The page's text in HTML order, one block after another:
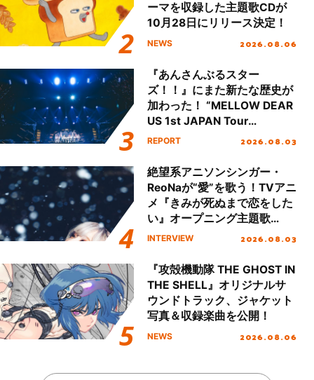
ーマを収録した主題歌CDが
10月28日にリリース決定！
NEWS 2026.08.06
『あんさんぶるスター
ズ！！』にまた新たな歴史が
加わった！ “MELLOW DEAR
US 1st JAPAN Tour
Final「NICE to meet YOU
ート!!
REPORT 2026.08.03
絶望系アニソンシンガー・
ReoNaが“愛”を歌う！TVアニ
メ『きみが死ぬまで恋をした
い』オープニング主題歌
「Amore」インタビュー
INTERVIEW 2026.08.03
『攻殻機動隊 THE GHOST IN
THE SHELL』オリジナルサ
ウンドトラック、ジャケット
写真＆収録楽曲を公開！
NEWS 2026.08.06